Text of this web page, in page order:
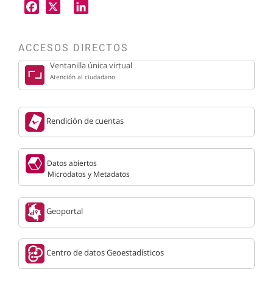
X LinkedIn
ACCESOS DIRECTOS
Ventanilla única virtual
Atención al ciudadano
Rendición de cuentas
Datos abiertos
Microdatos y Metadatos
Geoportal
Centro de datos Geoestadísticos